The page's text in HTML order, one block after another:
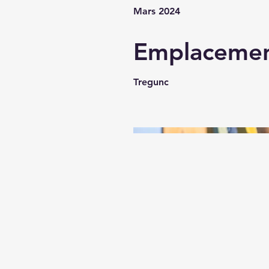
Mars 2024
Tregunc